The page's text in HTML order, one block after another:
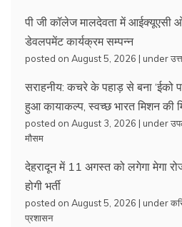
पी जी कॉलेज मालदेवता में आईक्यूएसी
डेवलपमेंट कार्यक्रम सम्पन्न
posted on August 5, 2026 | under
सराहनीय: कचरे के पहाड़ से बना ‘ईको
हुआ कायाकल्प, स्वच्छ भारत मिशन की
posted on August 3, 2026 | under
मौसम
देहरादून में 11 अगस्त को लगेगा मेगा
होगी भर्ती
posted on August 5, 2026 | under
प्रशासन